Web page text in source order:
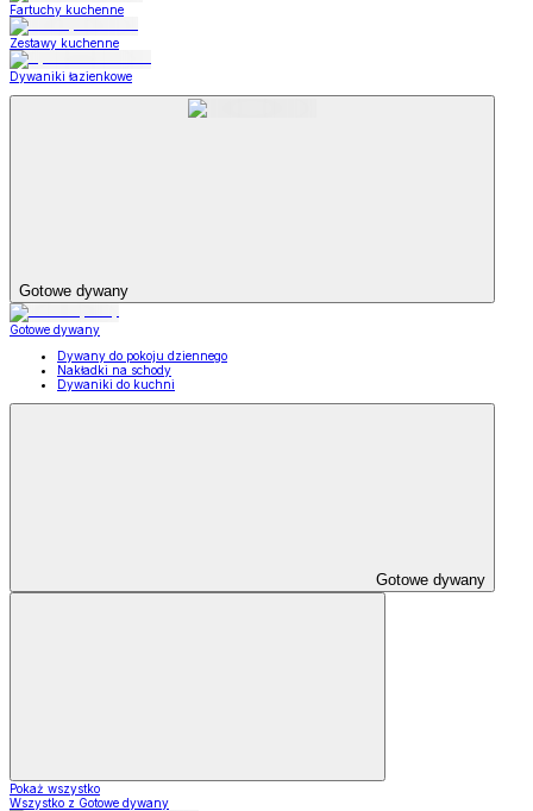
Fartuchy kuchenne
Zestawy kuchenne
Dywaniki łazienkowe
Gotowe dywany
Gotowe dywany
Dywany do pokoju dziennego
Nakładki na schody
Dywaniki do kuchni
Gotowe dywany
Pokaż wszystko
Wszystko z Gotowe dywany